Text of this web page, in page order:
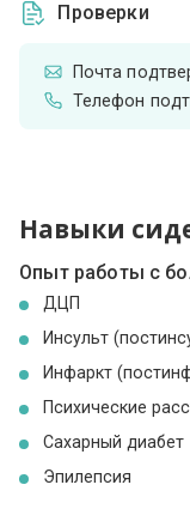
Проверки
Почта
Телефон
Навыки
Опыт работы с
ДЦП
Инсульт
Инфаркт
Психические
Сахарный диабет
Эпилепсия